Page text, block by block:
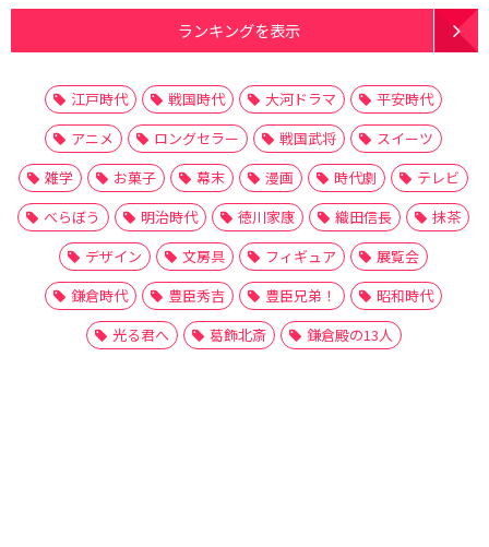
ランキングを表示
江戸時代 戦国時代 大河ドラマ
平安時代
アニメ
ロングセラー 戦国武将
スイーツ
雑学
お菓子 幕末 漫画 時代劇
テレビ
べらぼう
明治時代 徳川家康 織田信長
抹茶
デザイン
文房具 フィギュア
展覧会
鎌倉時代
豊臣秀吉 豊臣兄弟！
昭和時代
光る君へ
葛飾北斎 鎌倉殿の13人